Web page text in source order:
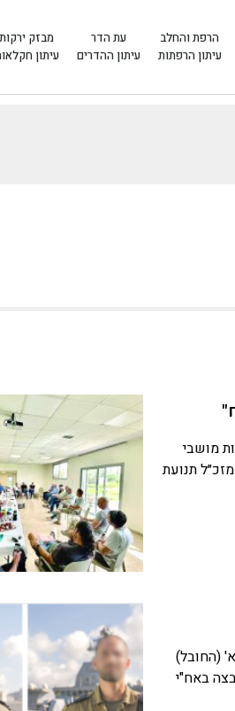
הרפת והחלב
עיתון הרפתות
עת הדר
עיתון ההדרים
מבזק ירקות
עיתון
מושבי
תנועת
(החובל)
באח"י